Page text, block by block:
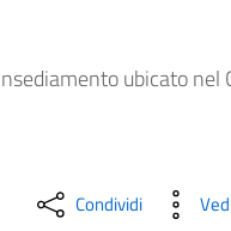
ubicato nel
Condividi